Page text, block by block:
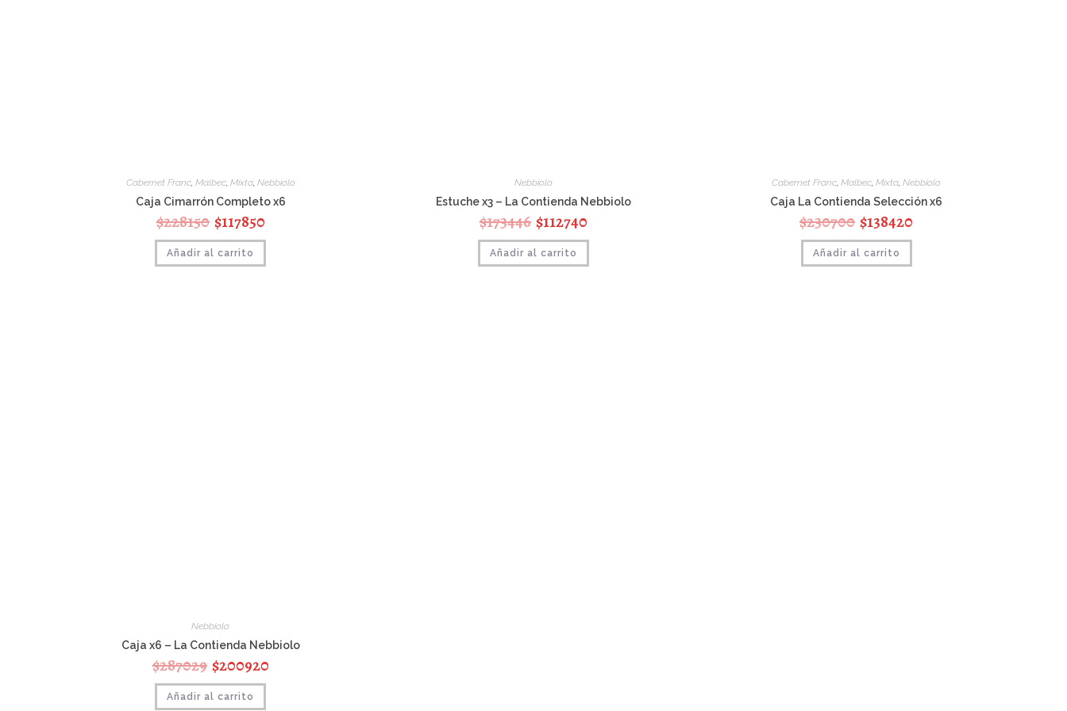
Cabernet Franc, Malbec, Mixta, Nebbiolo
Caja Cimarrón Completo x6
$228150 $117850
Añadir al carrito
Nebbiolo
Estuche x3 – La Contienda Nebbiolo
$173446 $112740
Añadir al carrito
Cabernet Franc,Malbec,Mixta,Nebbiolo
Caja La Contienda Selección x6
$230700 $138420
Añadir al carrito
Nebbiolo
Caja x6 – La Contienda Nebbiolo
$287029 $200920
Añadir al carrito